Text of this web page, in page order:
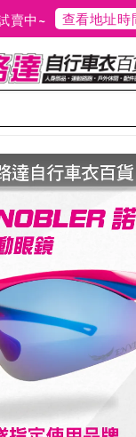
~ 查看地址時間！